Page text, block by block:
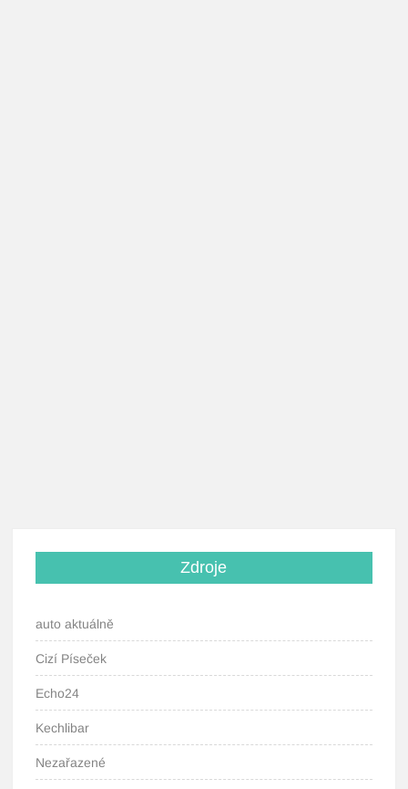
Zdroje
auto aktuálně
Cizí Píseček
Echo24
Kechlibar
Nezařazené